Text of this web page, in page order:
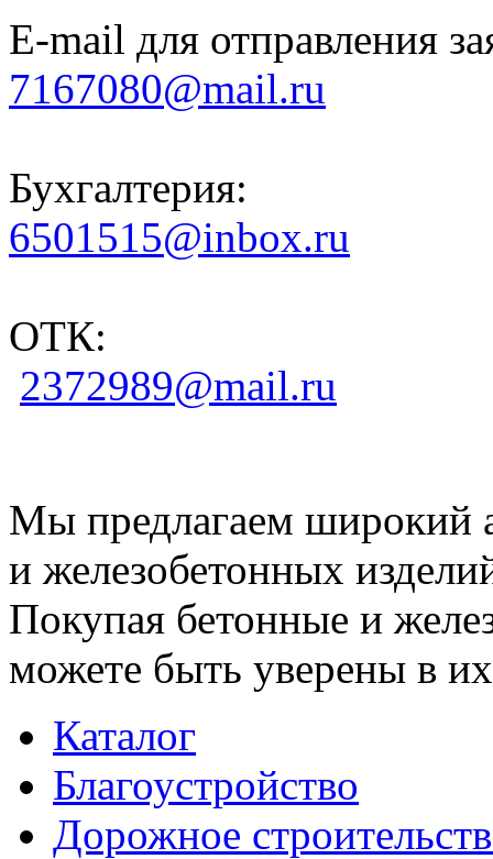
E-mail для отправления
7167080@mail.ru
Бухгалтерия:
6501515@inbox.ru
ОТК:
2372989@mail.ru
Мы предлагаем широкий
и железобетонных
Покупая бетонные и
можете быть уверены в их
Каталог
Благоустройство
Дорожное